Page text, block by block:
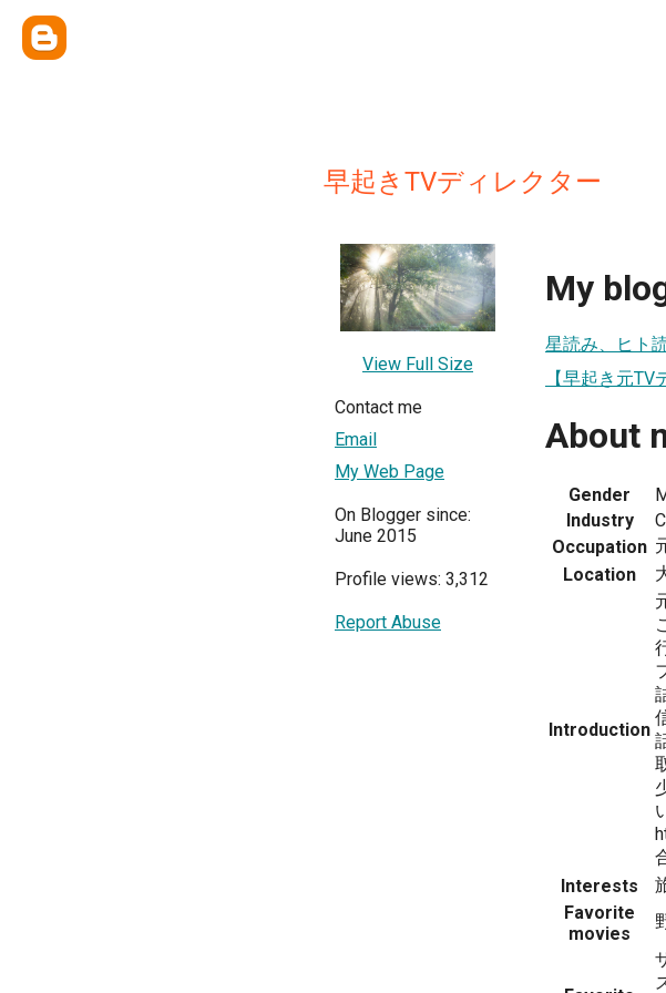
早起きTVディレクター
View Full Size
Contact me
Email
My Web Page
On Blogger since:
June 2015
Profile views: 3,312
Report Abuse
My
星読み、ヒト
【早起き元
About
Gender
Industry
Occupation
Location
Introduction
Interests
Favorite
movies